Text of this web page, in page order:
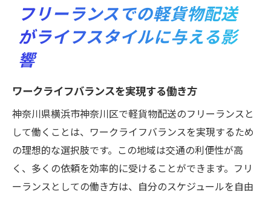
フリーランスでの軽貨物配送
がライフスタイルに与える影
響
ワークライフバランスを実現する働き方
神奈川県横浜市神奈川区で軽貨物配送のフリーランスと
して働くことは、ワークライフバランスを実現するため
の理想的な選択肢です。この地域は交通の利便性が高
く、多くの依頼を効率的に受けることができます。フリ
ーランスとしての働き方は、自分のスケジュールを自由